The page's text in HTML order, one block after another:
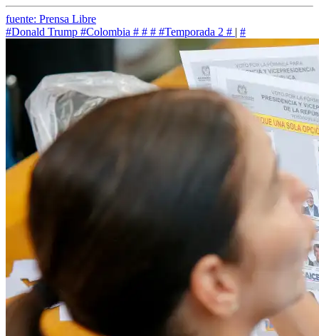
fuente: Prensa Libre
#Donald Trump #Colombia # # # #Temporada 2 # | #